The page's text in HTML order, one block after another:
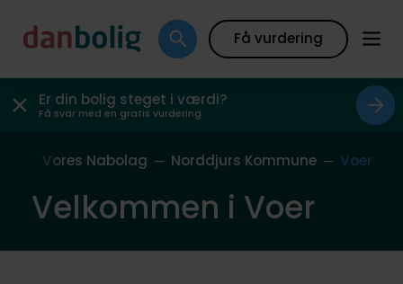
Få vurdering
Er din bolig steget i værdi?
Få svar med en gratis vurdering
Vores Nabolag Norddjurs Kommune Voer
Velkommen i Voer